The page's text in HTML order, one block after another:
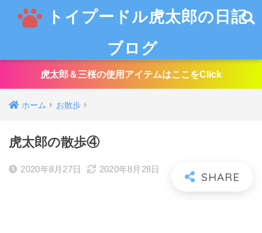
トイプードル虎太郎の日記
ブログ
虎太郎＆三桜の使用アイテムはここをClick
ホーム お散歩
虎太郎の散歩④
2020年8月27日 2020年8月28日